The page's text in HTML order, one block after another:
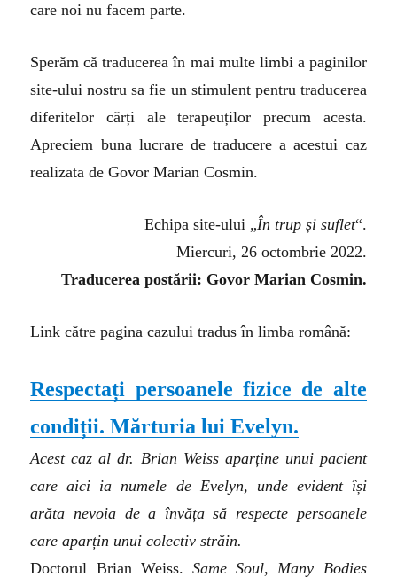
care noi nu facem parte.
Sperăm că traducerea în mai multe limbi a paginilor
site-ului nostru sa fie un stimulent pentru traducerea
diferitelor cărți ale terapeuților precum acesta.
Apreciem buna lucrare de traducere a acestui caz
realizata de Govor Marian Cosmin.
Echipa site-ului „În trup și suflet“.
Miercuri, 26 octombrie 2022.
Traducerea postării: Govor Marian Cosmin.
Link către pagina cazului tradus în limba română:
Respectați persoanele fizice de alte
condiții. Mărturia lui Evelyn.
Acest caz al dr. Brian Weiss aparține unui pacient
care aici ia numele de Evelyn, unde evident își
arăta nevoia de a învăța să respecte persoanele
care aparțin unui colectiv străin.
Doctorul Brian Weiss. Same Soul, Many Bodies